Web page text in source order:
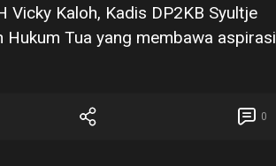
Vicky Kaloh, Kadis DP2KB Syultje
Hukum Tua yang membawa aspirasi
0